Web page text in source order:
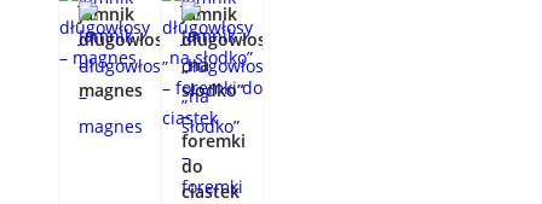
Jamnik
długowłosy
–
magnes
Jamnik
długowłosy
„na
słodko”
–
foremki
do
ciastek